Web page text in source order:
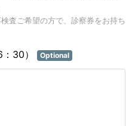
査ご希望の方で、診察券をお持ち
30） Optional